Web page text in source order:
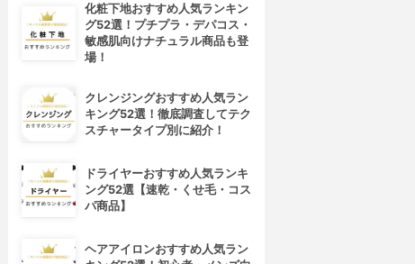
化粧下地おすすめ人気ランキン
グ52選！プチプラ・デパコス・
敏感肌向けナチュラル商品も登
場！
クレンジングおすすめ人気ラン
キング52選！徹底調査してテク
スチャータイプ別に紹介！
ドライヤーおすすめ人気ランキ
ング52選【速乾・くせ毛・コス
パ商品】
ヘアアイロンおすすめ人気ラン